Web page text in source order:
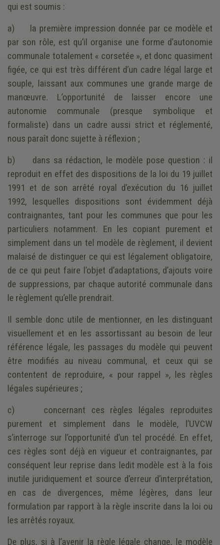
qui est soumis :
a) la première impression donnée par ce modèle et
par son rôle, est qu’il organise une forme d’autonomie
communale totalement « corsetée », et donc quasiment
figée, ce qui est très différent d’un cadre légal large et
souple, laissant aux communes une grande marge de
manœuvre. L’opportunité de laisser encore une
autonomie communale (presque symbolique et
formaliste) dans un cadre aussi strict et réglementé,
nous paraît donc sujette à réflexion ;
b) dans sa rédaction, le modèle pose question : il
reproduit en effet des dispositions de la loi du 19 juillet
1991 et de son arrêté royal d’exécution du 16 juillet
1992, lesquelles dispositions sont évidemment déjà
contraignantes, tant pour les communes que pour les
particuliers notamment. En les copiant purement et
simplement dans un tel modèle de règlement, il devient
malaisé de distinguer ce qui est légalement obligatoire,
de ce qui peut faire l’objet d’adaptations, d’ajouts voire
de suppressions, par chaque autorité communale dans
le règlement qu’elle prendrait.
Il semble donc utile de mentionner, en les distinguant
visuellement et en les assortissant au besoin de leur
référence légale, les passages du modèle qui peuvent
être modifiés au niveau communal, et ceux qui se
contentent de reproduire, « pour rappel », les règles
légales supérieures ;
c) concernant ces règles légales reproduites
purement et simplement dans le modèle, l’UVCW
s’interroge sur l’opportunité d’un tel procédé. En effet,
ces règles sont déjà en vigueur et contraignantes, par
conséquent leur reprise dans ledit modèle est à la fois
inutile juridiquement et source d’erreur d’interprétation,
en cas de divergences, même légères, dans leur
formulation par rapport à la règle inscrite dans la loi ou
les arrêtés royaux.
De plus, si à l’avenir la règle légale change, le modèle